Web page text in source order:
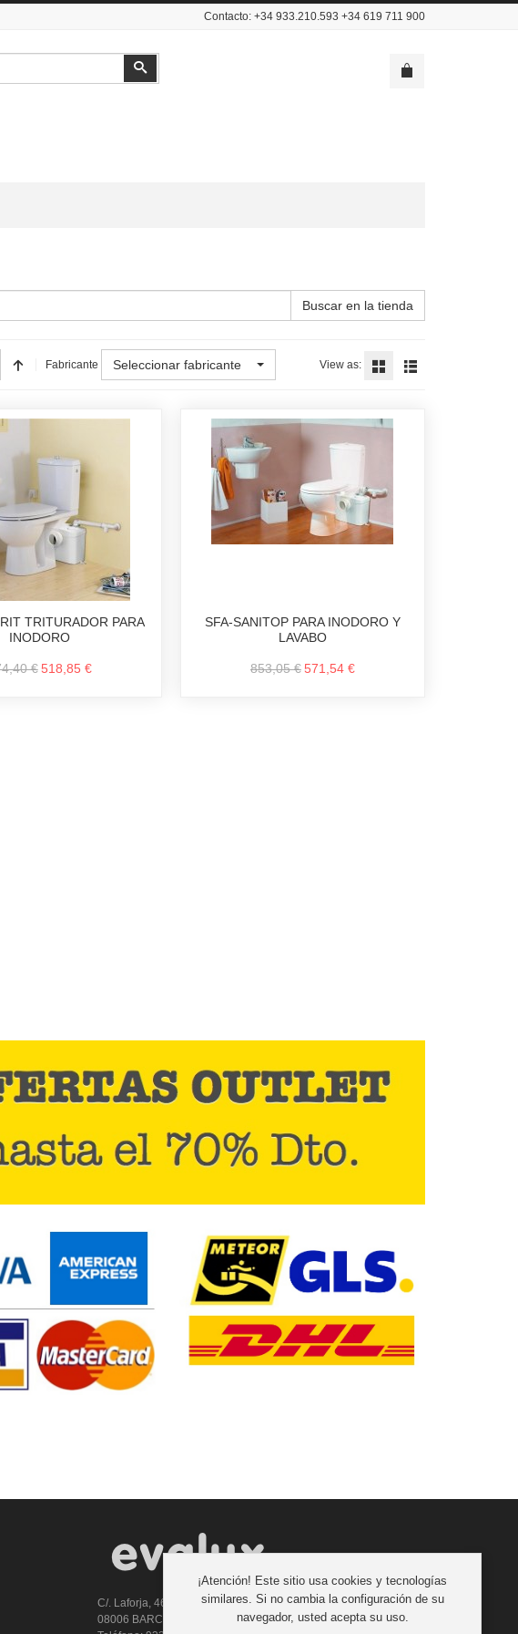
Contacto: +34 933.210.593 +34 619 711 900
Buscar
Buscar en la tienda
Fabricante Seleccionar fabricante View as:
TRITURADOR PARA
INODORO
€ 518,85 €
SFA-SANITOP PARA INODORO Y
LAVABO
853,05 €571,54 €
C/. Laforja, 46
08006 BARCELONA (ESPAÑA)
¡Atención! Este sitio usa cookies y tecnologías
similares. Si no cambia la configuración de su
navegador, usted acepta su uso.